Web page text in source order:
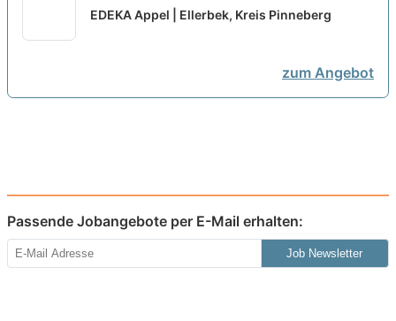
Frischetheke (m/w/d) neu
EDEKA Appel | Ellerbek, Kreis Pinneberg
zum Angebot
Passende Jobangebote per E-Mail erhalten:
Job Newsletter